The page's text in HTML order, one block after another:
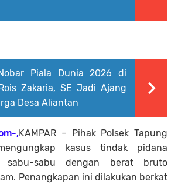
Piala Dunia 2026 di
Zakaria, SE Jadi Ajang
Desa Aliantan
,KAMPAR – Pihak Polsek Tapung
kasus tindak pidana
sabu-sabu dengan berat bruto
Penangkapan ini dilakukan berkat